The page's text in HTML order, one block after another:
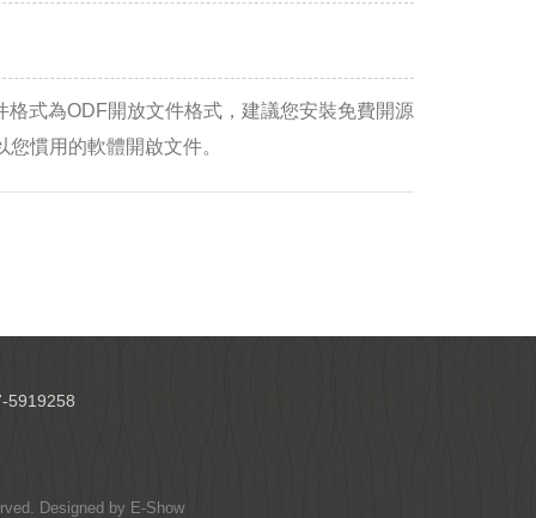
式為ODF開放文件格式，建議您安裝免費開源
慣用的軟體開啟文件。
5919258
Designed by E-Show